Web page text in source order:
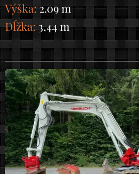
Výška:2.09 m
Dĺžka:3,44 m